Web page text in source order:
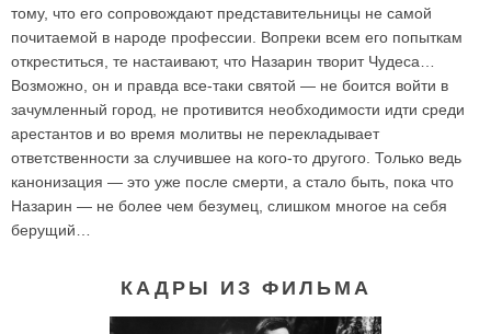
тому, что его сопровождают представительницы не самой
почитаемой в народе профессии. Вопреки всем его попыткам
откреститься, те настаивают, что Назарин творит Чудеса…
Возможно, он и правда все-таки святой — не боится войти в
зачумленный город, не противится необходимости идти среди
арестантов и во время молитвы не перекладывает
ответственности за случившее на кого-то другого. Только ведь
канонизация — это уже после смерти, а стало быть, пока что
Назарин — не более чем безумец, слишком многое на себя
берущий…
КАДРЫ ИЗ ФИЛЬМА